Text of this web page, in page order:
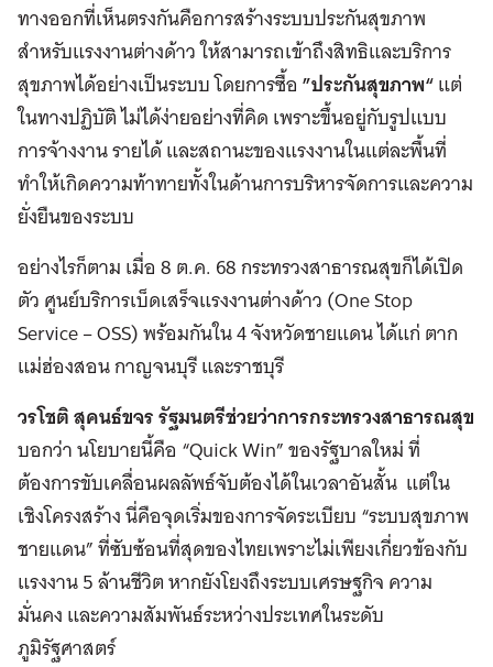
ทางออกที่เห็นตรงกันคือการสร้างระบบประกันสุขภาพ
สำหรับแรงงานต่างด้าว ให้สามารถเข้าถึงสิทธิและบริการ
สุขภาพได้อย่างเป็นระบบ โดยการซื้อ”ประกันสุขภาพ“แต่
ในทางปฏิบัติ ไม่ได้ง่ายอย่างที่คิด เพราะขึ้นอยู่กับรูปแบบ
การจ้างงาน รายได้ และสถานะของแรงงานในแต่ละพื้นที่
ทำให้เกิดความท้าทายทั้งในด้านการบริหารจัดการและความ
ยั่งยืนของระบบ
อย่างไรก็ตาม เมื่อ 8 ต.ค. 68 กระทรวงสาธารณสุขก็ได้เปิด
ตัว ศูนย์บริการเบ็ดเสร็จแรงงานต่างด้าว (One Stop
Service – OSS) พร้อมกันใน 4 จังหวัดชายแดน ได้แก่ ตาก
แม่ฮ่องสอน กาญจนบุรี และราชบุรี
วรโชติ สุคนธ์ขจร รัฐมนตรีช่วยว่าการกระทรวงสาธารณสุข
บอกว่า นโยบายนี้คือ “Quick Win” ของรัฐบาลใหม่ ที่
ต้องการขับเคลื่อนผลลัพธ์จับต้องได้ในเวลาอันสั้น แต่ใน
เชิงโครงสร้าง นี่คือจุดเริ่มของการจัดระเบียบ “ระบบสุขภาพ
ชายแดน” ที่ซับซ้อนที่สุดของไทยเพราะไม่เพียงเกี่ยวข้องกับ
แรงงาน 5 ล้านชีวิต หากยังโยงถึงระบบเศรษฐกิจ ความ
มั่นคง และความสัมพันธ์ระหว่างประเทศในระดับ
ภูมิรัฐศาสตร์